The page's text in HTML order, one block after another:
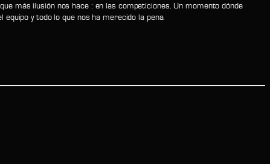
más ilusión nos hace : en las competiciones. Un momento dónde
y todo lo que nos ha merecido la pena.